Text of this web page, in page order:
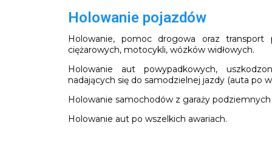
Holowanie pojazdów
Holowanie, pomoc drogowa oraz transport
ciężarowych, motocykli, wózków widłowych.
Holowanie aut powypadkowych,
nadających się do samodzielnej jazdy (auta po
Holowanie samochodów z garaży podziemnych
Holowanie aut po wszelkich awariach.